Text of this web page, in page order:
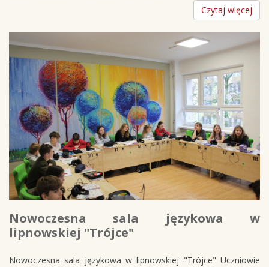
Czytaj więcej
Nowoczesna sala językowa w
lipnowskiej "Trójce"
Nowoczesna sala językowa w lipnowskiej "Trójce" Uczniowie